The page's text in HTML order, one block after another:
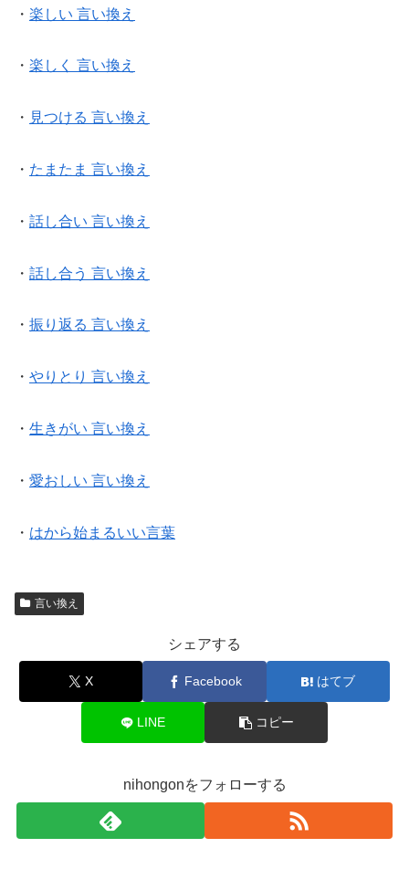
・ 楽しい 言い換え
・ 楽しく 言い換え
・ 見つける 言い換え
・ たまたま 言い換え
・ 話し合い 言い換え
・ 話し合う 言い換え
・ 振り返る 言い換え
・ やりとり 言い換え
・ 生きがい 言い換え
・ 愛おしい 言い換え
・ はから始まるいい言葉
言い換え
シェアする
X Facebook はてブ
LINE コピー
nihongonをフォローする